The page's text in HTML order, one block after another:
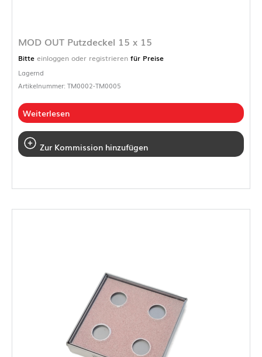
MOD OUT Putzdeckel 15 x 15
Bitte einloggen oder registrieren für Preise
Lagernd
Artikelnummer: TM0002-TM0005
Weiterlesen
Zur Kommission hinzufügen